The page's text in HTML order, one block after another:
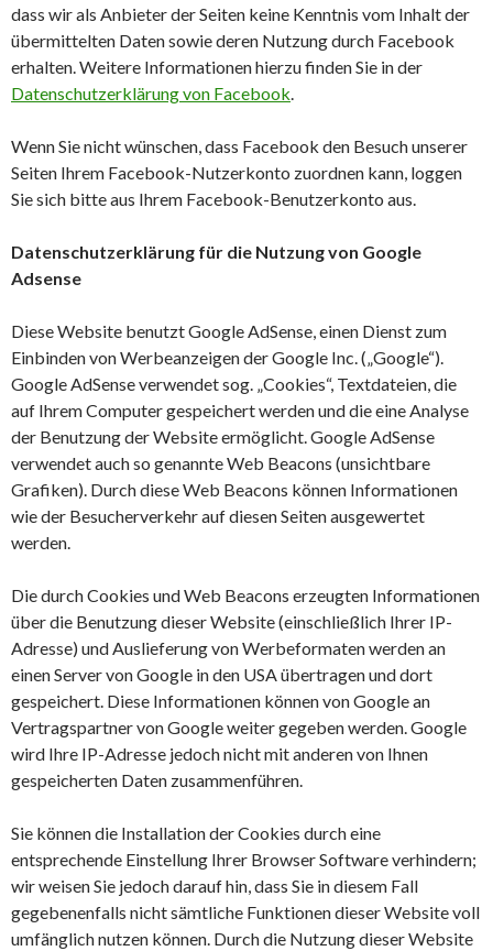
dass wir als Anbieter der Seiten keine Kenntnis vom Inhalt der
übermittelten Daten sowie deren Nutzung durch Facebook
erhalten. Weitere Informationen hierzu finden Sie in der
Datenschutzerklärung von Facebook.
Wenn Sie nicht wünschen, dass Facebook den Besuch unserer
Seiten Ihrem Facebook-Nutzerkonto zuordnen kann, loggen
Sie sich bitte aus Ihrem Facebook-Benutzerkonto aus.
Datenschutzerklärung für die Nutzung von Google
Adsense
Diese Website benutzt Google AdSense, einen Dienst zum
Einbinden von Werbeanzeigen der Google Inc. („Google“).
Google AdSense verwendet sog. „Cookies“, Textdateien, die
auf Ihrem Computer gespeichert werden und die eine Analyse
der Benutzung der Website ermöglicht. Google AdSense
verwendet auch so genannte Web Beacons (unsichtbare
Grafiken). Durch diese Web Beacons können Informationen
wie der Besucherverkehr auf diesen Seiten ausgewertet
werden.
Die durch Cookies und Web Beacons erzeugten Informationen
über die Benutzung dieser Website (einschließlich Ihrer IP-
Adresse) und Auslieferung von Werbeformaten werden an
einen Server von Google in den USA übertragen und dort
gespeichert. Diese Informationen können von Google an
Vertragspartner von Google weiter gegeben werden. Google
wird Ihre IP-Adresse jedoch nicht mit anderen von Ihnen
gespeicherten Daten zusammenführen.
Sie können die Installation der Cookies durch eine
entsprechende Einstellung Ihrer Browser Software verhindern;
wir weisen Sie jedoch darauf hin, dass Sie in diesem Fall
gegebenenfalls nicht sämtliche Funktionen dieser Website voll
umfänglich nutzen können. Durch die Nutzung dieser Website